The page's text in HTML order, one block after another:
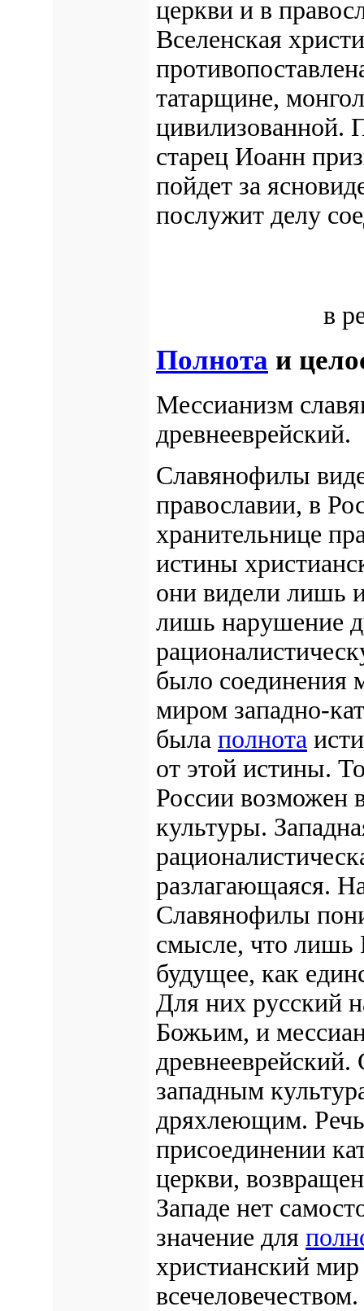
церкви и в
Вселенская
татарщине,
цивилизованной.
старец Иоанн
пойдет за
послужит делу
в
Полнота и
Мессианизм
древнееврейский.
Славянофилы
православии, в
хранительнице
истины
они видели лишь
лишь нарушение
было соединения
миром западно-
была полнота
от этой истины.
России возможен
культуры.
разлагающаяся.
Славянофилы
смысле, что лишь
будущее, как
Для них русский
Божьим, и
древнееврейский.
западным
дряхлеющим.
присоединении
церкви,
Западе нет
значение для
христианский
всечеловечеством.